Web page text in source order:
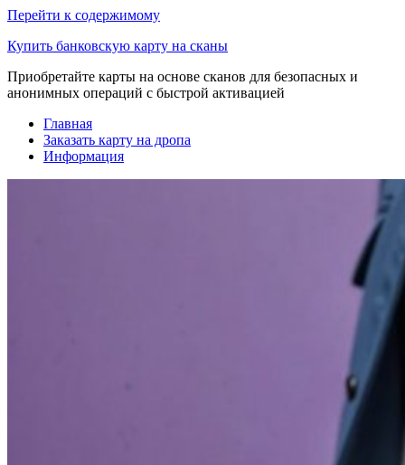
Перейти к содержимому
Купить банковскую карту на сканы
Приобретайте карты на основе сканов для безопасных и
анонимных операций с быстрой активацией
Главная
Заказать карту на дропа
Информация